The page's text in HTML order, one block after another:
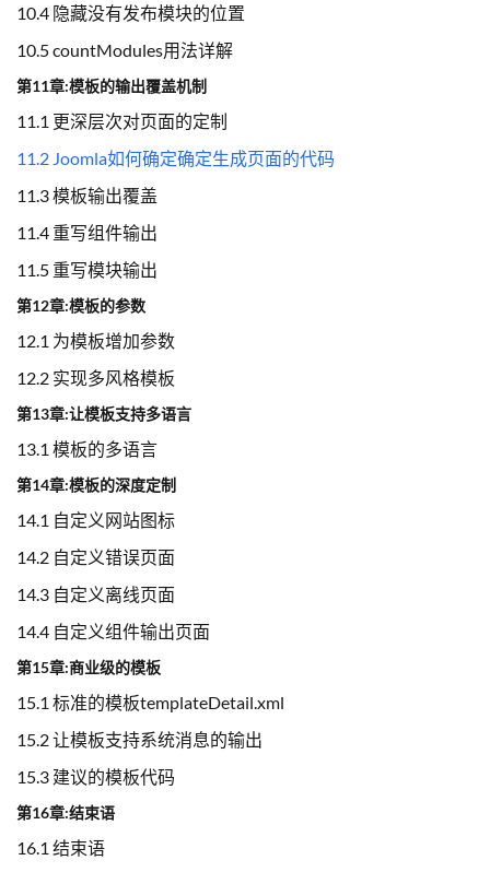
10.4 隐藏没有发布模块的位置
10.5 countModules用法详解
第11章:模板的输出覆盖机制
11.1 更深层次对页面的定制
11.2 Joomla如何确定确定生成页面的代码
11.3 模板输出覆盖
11.4 重写组件输出
11.5 重写模块输出
第12章:模板的参数
12.1 为模板增加参数
12.2 实现多风格模板
第13章:让模板支持多语言
13.1 模板的多语言
第14章:模板的深度定制
14.1 自定义网站图标
14.2 自定义错误页面
14.3 自定义离线页面
14.4 自定义组件输出页面
第15章:商业级的模板
15.1 标准的模板templateDetail.xml
15.2 让模板支持系统消息的输出
15.3 建议的模板代码
第16章:结束语
16.1 结束语